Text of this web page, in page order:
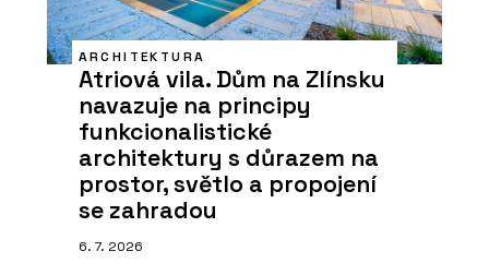
ARCHITEKTURA
Atriová vila. Dům na Zlínsku
navazuje na principy
funkcionalistické
architektury s důrazem na
prostor, světlo a propojení
se zahradou
6. 7. 2026